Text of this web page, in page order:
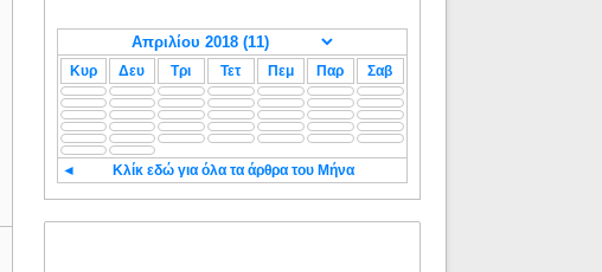
Κυρ Δευ Τρι Τετ Πεμ Παρ Σαβ
◄ Κλίκ εδώ για όλα τα άρθρα του Μήνα